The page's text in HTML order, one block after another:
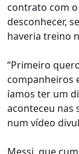
contrato com
desconhecer,
haveria treino
“Primeiro
companheiros
íamos ter um
aconteceu nas
num vídeo